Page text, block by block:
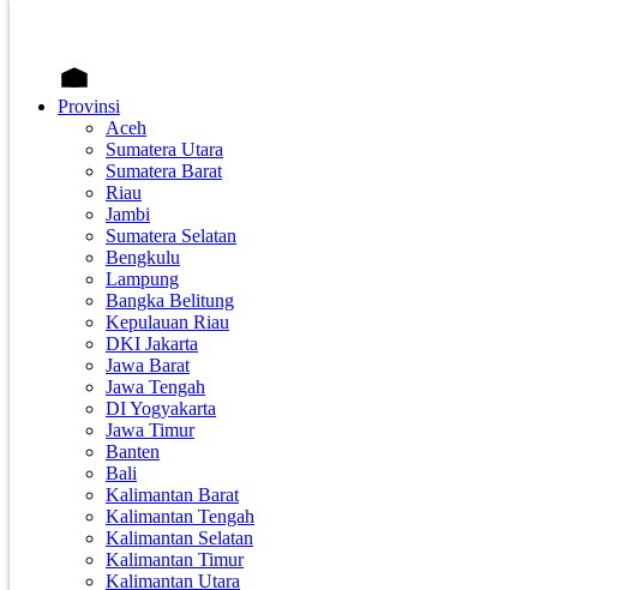
Provinsi
Aceh
Sumatera Utara
Sumatera Barat
Riau
Jambi
Sumatera Selatan
Bengkulu
Lampung
Bangka Belitung
Kepulauan Riau
DKI Jakarta
Jawa Barat
Jawa Tengah
DI Yogyakarta
Jawa Timur
Banten
Bali
Kalimantan Barat
Kalimantan Tengah
Kalimantan Selatan
Kalimantan Timur
Kalimantan Utara